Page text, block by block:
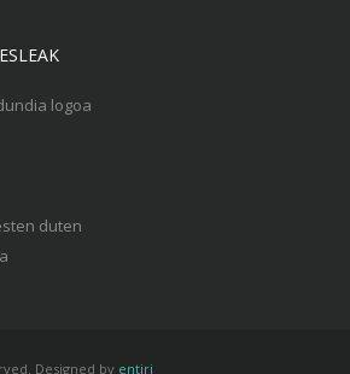
duten
Designed by entiri